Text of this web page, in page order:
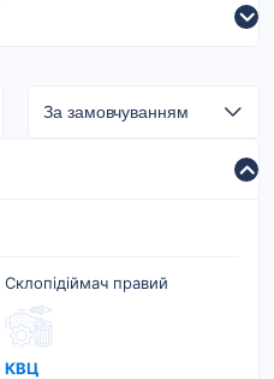
Склопiдiймач правий
КВЦ